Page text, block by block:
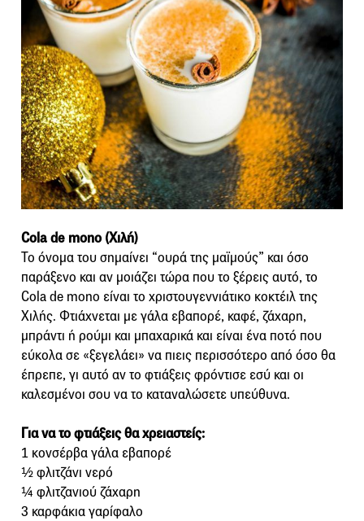
Cola de mono (Χιλή)
Το όνομα του σημαίνει “ουρά της μαϊμούς” και όσο
παράξενο και αν μοιάζει τώρα που το ξέρεις αυτό, το
Cola de mono είναι το χριστουγεννιάτικο κοκτέιλ της
Χιλής. Φτιάχνεται με γάλα εβαπορέ, καφέ, ζάχαρη,
μπράντι ή ρούμι και μπαχαρικά και είναι ένα ποτό που
εύκολα σε «ξεγελάει» να πιεις περισσότερο από όσο θα
έπρεπε, γι αυτό αν το φτιάξεις φρόντισε εσύ και οι
καλεσμένοι σου να το καταναλώσετε υπεύθυνα.
Για να το φτιάξεις θα χρειαστείς:
1 κονσέρβα γάλα εβαπορέ
½ φλιτζάνι νερό
¼ φλιτζανιού ζάχαρη
3 καρφάκια γαρίφαλο